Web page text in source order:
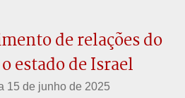
de relações do
estado de Israel
15 de junho de 2025